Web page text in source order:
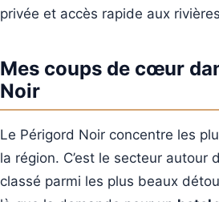
privée et accès rapide aux
Mes coups de cœur
Noir
Le Périgord Noir concentre les
la région. C’est le secteur autour
classé parmi les plus beaux